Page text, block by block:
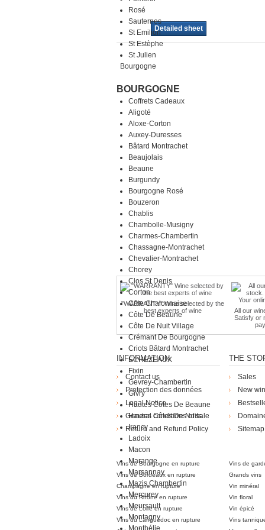
Rosé
Sauternes
St Emilion
St Estèphe
St Julien
Bourgogne
BOURGOGNE
Coffrets Cadeaux
Aligoté
Aloxe-Corton
Auxey-Duresses
Bâtard Montrachet
Beaujolais
Beaune
Burgundy
Bourgogne Rosé
Bouzeron
Chablis
Chambolle-Musigny
Charmes-Chambertin
Chassagne-Montrachet
Chevalier-Montrachet
Chorey
Clos St Denis
Corton
Côte Chalonnaise
Côte De Beaune
Côte De Nuit Village
Crémant De Bourgogne
Criots Bâtard Montrachet
ECHEZEAUX
Fixin
Gevrey-Chambertin
Givry
Hautes Côtes De Beaune
Hautes Côtes De Nuits
Irancy
Ladoix
Macon
Marange
Marsannay
Mazis Chambertin
Mercurey
Meursault
Montagny
Monthélie
Detailed sheet
"WARRANTY" Wine selected by the
best experts of wine
All our
Satisfy or
INFORMATION
Contact us
Protection des données
Legal Notice
General conditions of sale
Return and Refund Policy
THE
Sales
New
Sitemap
Vins de Bourgogne en rupture Vins de
Vins de Bordeaux en rupture
Grands vins
Champagne en rupture
Vin minéral
Vins du Rhône en rupture
Vin floral
Vins de Loire en rupture
Vin épicé
Vins du Languedoc en rupture
Vins